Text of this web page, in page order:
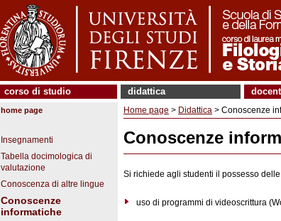
corso di studio didattica
home page
Insegnamenti
Tabella docimologica di
valutazione
Conoscenza di altre lingue
Conoscenze
informatiche
Home page > Didattica > Conoscenze
Conoscenze
Si richiede agli studenti il possesso
uso di programmi di videoscrittura